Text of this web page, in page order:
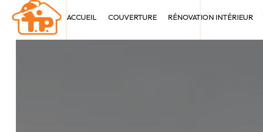
ACCUEIL COUVERTURE RÉNOVATION INTÉRIEUR
Panneau de gestion des cookies